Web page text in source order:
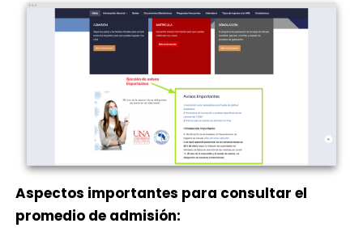
Aspectos importantes para consultar el
promedio de admisión: